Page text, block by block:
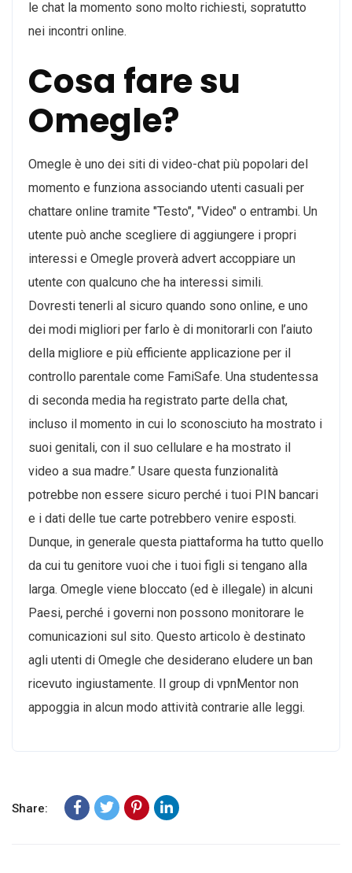
le chat la momento sono molto richiesti, sopratutto
nei incontri online.
Cosa fare su
Omegle?
Omegle è uno dei siti di video-chat più popolari del
momento e funziona associando utenti casuali per
chattare online tramite "Testo", "Video" o entrambi. Un
utente può anche scegliere di aggiungere i propri
interessi e Omegle proverà advert accoppiare un
utente con qualcuno che ha interessi simili.
Dovresti tenerli al sicuro quando sono online, e uno
dei modi migliori per farlo è di monitorarli con l’aiuto
della migliore e più efficiente applicazione per il
controllo parentale come FamiSafe. Una studentessa
di seconda media ha registrato parte della chat,
incluso il momento in cui lo sconosciuto ha mostrato i
suoi genitali, con il suo cellulare e ha mostrato il
video a sua madre.” Usare questa funzionalità
potrebbe non essere sicuro perché i tuoi PIN bancari
e i dati delle tue carte potrebbero venire esposti.
Dunque, in generale questa piattaforma ha tutto quello
da cui tu genitore vuoi che i tuoi figli si tengano alla
larga. Omegle viene bloccato (ed è illegale) in alcuni
Paesi, perché i governi non possono monitorare le
comunicazioni sul sito. Questo articolo è destinato
agli utenti di Omegle che desiderano eludere un ban
ricevuto ingiustamente. Il group di vpnMentor non
appoggia in alcun modo attività contrarie alle leggi.
Share: